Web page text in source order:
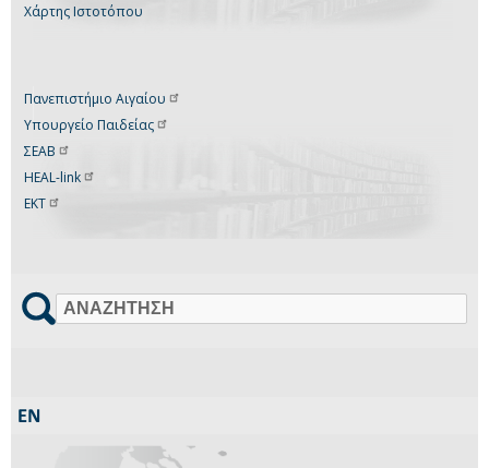
Χάρτης Ιστοτόπου
Πανεπιστήμιο Αιγαίου
Υπουργείο Παιδείας
ΣΕΑΒ
HEAL-link
ΕΚΤ
Αναζήτηση